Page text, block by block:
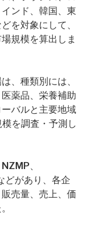
ンド、韓国、東
を対象にして、
規模を算出しま
、種類別には、
薬品、栄養補助
バルと主要地域
を調査・予測し
、
があり、各企
売量、売上、価